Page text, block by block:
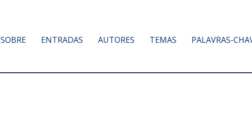
SOBRE ENTRADAS AUTORES TEMAS PALAVRAS-